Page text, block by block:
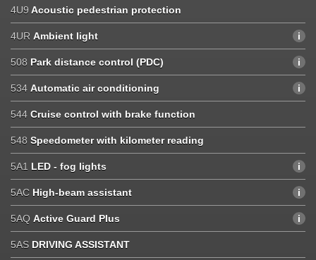
4U9 Acoustic pedestrian protection
4UR Ambient light
508 Park distance control (PDC)
534 Automatic air conditioning
544 Cruise control with brake function
548 Speedometer with kilometer reading
5A1 LED - fog lights
5AC High-beam assistant
5AQ Active Guard Plus
5AS DRIVING ASSISTANT